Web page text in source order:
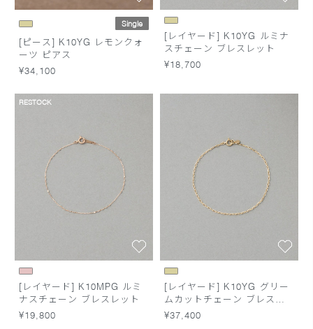
Single
[ピース] K10YG レモンクォ
ーツ ピアス
¥34,100
[レイヤード] K10YG ルミナ
スチェーン ブレスレット
¥18,700
RESTOCK
[レイヤード] K10MPG ルミ
ナスチェーン ブレスレット
¥19,800
[レイヤード] K10YG グリー
ムカットチェーン ブレスレ
ット
¥37,400